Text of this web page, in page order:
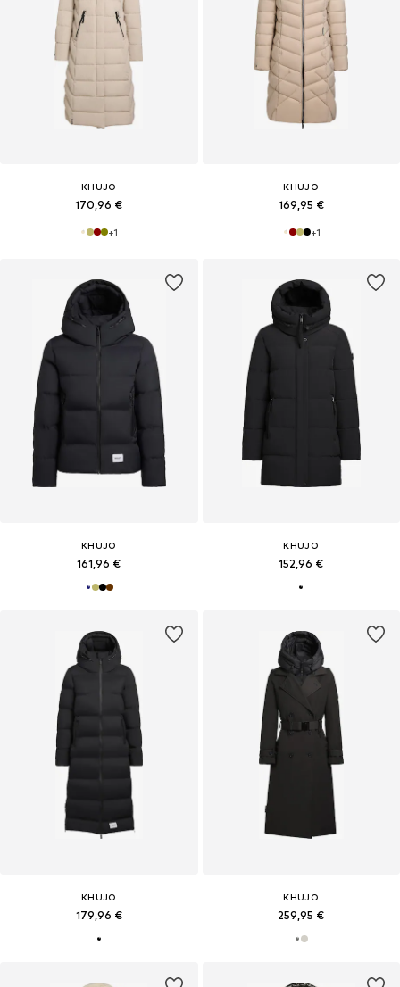
KHUJO
170,96 €
+1
KHUJO
169,95 €
+1
KHUJO
161,96 €
KHUJO
152,96 €
KHUJO
179,96 €
KHUJO
259,95 €